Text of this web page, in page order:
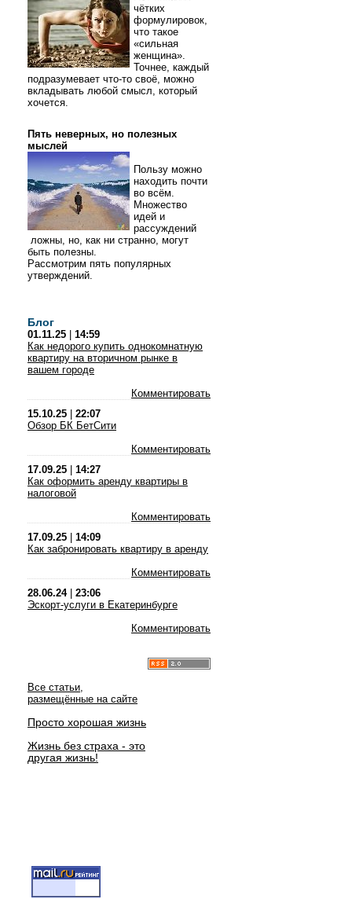
чётких
формулировок,
что такое
«сильная
женщина».
Точнее, каждый
подразумевает что-то своё, можно
вкладывать любой смысл, который
хочется.
Пять неверных, но полезных
мыслей
Пользу можно
находить почти
во всём.
Множество
идей и
рассуждений
ложны, но, как ни странно, могут
быть полезны.
Рассмотрим пять популярных
утверждений.
Блог
01.11.25
14:59
Как недорого купить однокомнатную
квартиру на вторичном рынке в
вашем городе
Комментировать
15.10.25
22:07
Обзор БК БетСити
Комментировать
17.09.25
14:27
Как оформить аренду квартиры в
налоговой
Комментировать
17.09.25
14:09
Как забронировать квартиру в аренду
Комментировать
28.06.24| 23:06
Эскорт-услуги в Екатеринбурге
Комментировать
Все статьи,
размещённые на сайте
Просто хорошая жизнь
Жизнь без страха - это
другая жизнь!